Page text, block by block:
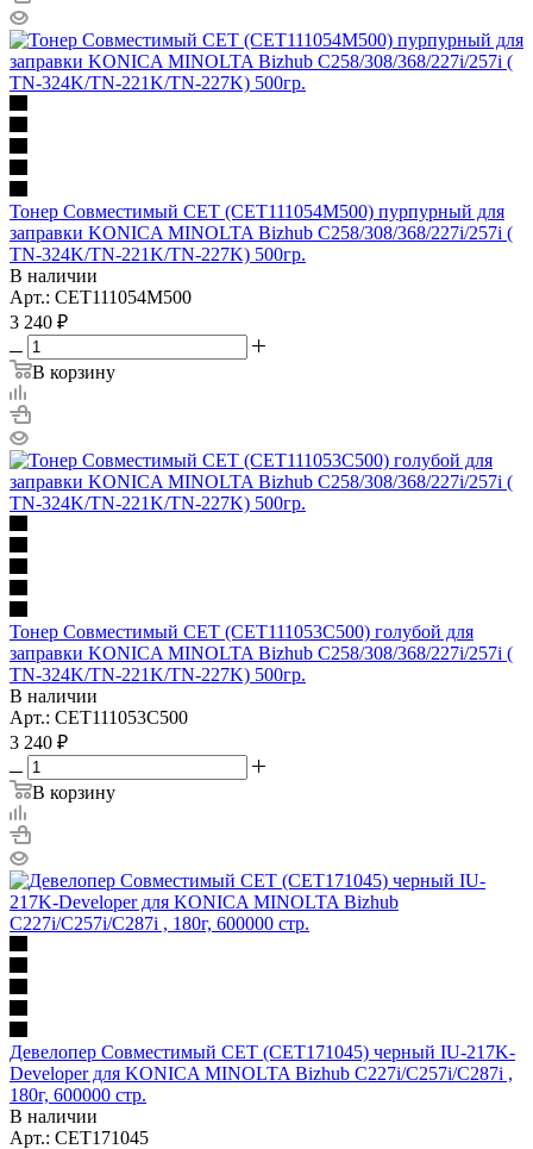
Тонер Совместимый CET (CET111054M500) пурпурный для
заправки KONICA MINOLTA Bizhub C258/308/368/227i/257i (
TN-324K/TN-221K/TN-227K) 500гр.
В наличии
Арт.: CET111054M500
3 240 ₽
В корзину
Тонер Совместимый CET (CET111053C500) голубой для
заправки KONICA MINOLTA Bizhub C258/308/368/227i/257i (
TN-324K/TN-221K/TN-227K) 500гр.
В наличии
Арт.: CET111053C500
3 240 ₽
В корзину
Девелопер Совместимый CET (CET171045) черный IU-217K-
Developer для KONICA MINOLTA Bizhub C227i/C257i/C287i ,
180г, 600000 стр.
В наличии
Арт.: CET171045